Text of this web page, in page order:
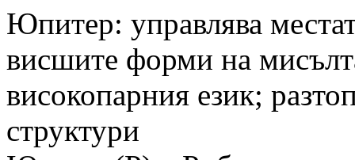
Юпитер: управлява
висшите форми на
високопарния език;
структури